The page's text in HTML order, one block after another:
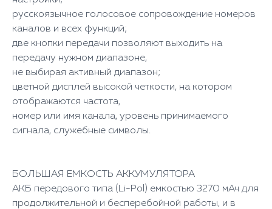
русскоязычное голосовое сопровождение номеров
каналов и всех функций;
две кнопки передачи позволяют выходить на
передачу нужном диапазоне,
не выбирая активный диапазон;
цветной дисплей высокой четкости, на котором
отображаются частота,
номер или имя канала, уровень принимаемого
сигнала, служебные символы.
БОЛЬШАЯ ЕМКОСТЬ АККУМУЛЯТОРА
АКБ передового типа (Li-Pol) емкостью 3270 мАч для
продолжительной и бесперебойной работы, и в